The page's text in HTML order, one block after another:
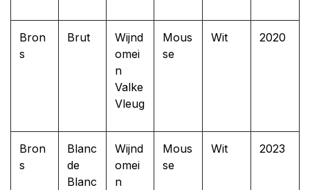
Bron
s
Brut
Wijnd
omei
n
Valke
Vleug
Mous
se
Wit 2020
Bron
s
Blanc
de
Blanc
Wijnd
omei
n
Mous
se
Wit 2023